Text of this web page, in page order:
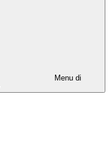
Menu di